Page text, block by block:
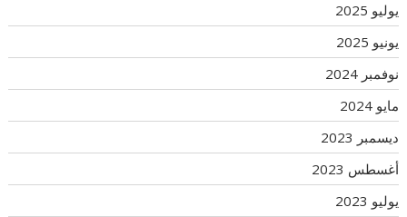
يوليو 2025
يونيو 2025
نوفمبر 2024
مايو 2024
ديسمبر 2023
أغسطس 2023
يوليو 2023